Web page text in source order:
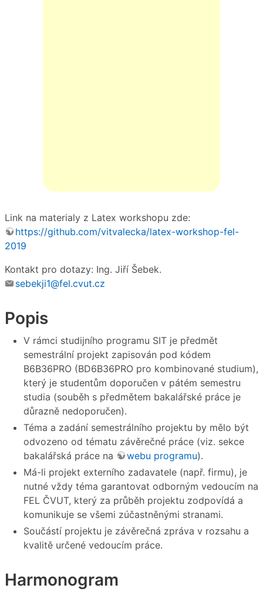
Link na materialy z Latex workshopu zde:
https://github.com/vitvalecka/latex-workshop-fel-
2019
Kontakt pro dotazy: Ing. Jiří Šebek.
sebekji1@fel.cvut.cz
Popis
V rámci studijního programu SIT je předmět
semestrální projekt zapisován pod kódem
B6B36PRO (BD6B36PRO pro kombinované studium),
který je studentům doporučen v pátém semestru
studia (souběh s předmětem bakalářské práce je
důrazně nedoporučen).
Téma a zadání semestrálního projektu by mělo být
odvozeno od tématu závěrečné práce (viz. sekce
bakalářská práce na
webu programu).
Má-li projekt externího zadavatele (např. firmu), je
nutné vždy téma garantovat odborným vedoucím na
FEL ČVUT, který za průběh projektu zodpovídá a
komunikuje se všemi zúčastněnými stranami.
Součástí projektu je závěrečná zpráva v rozsahu a
kvalitě určené vedoucím práce.
Harmonogram